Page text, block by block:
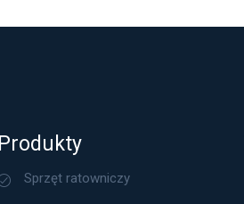
Produkty
Sprzęt ratowniczy